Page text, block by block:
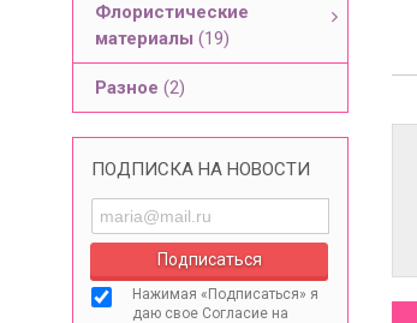
Флористические
материалы (19)
Разное (2)
ПОДПИСКА НА НОВОСТИ
Нажимая «Подписаться» я
даю свое Согласие на